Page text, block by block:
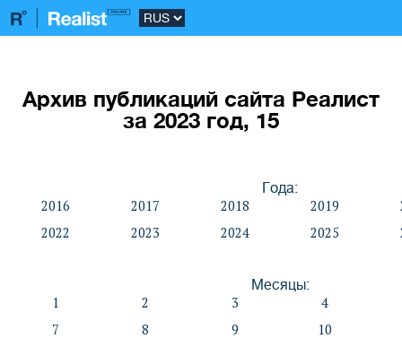
Архив публикаций сайта Реалист
за 2023 год, 15
Года:
2016 2017 2018 2019
2022
2023 2024 2025
Месяцы:
1 2 3
4
7
8 9 10